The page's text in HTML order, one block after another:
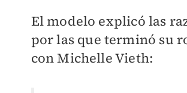
El modelo explicó las
por las que terminó su
con Michelle Vieth: